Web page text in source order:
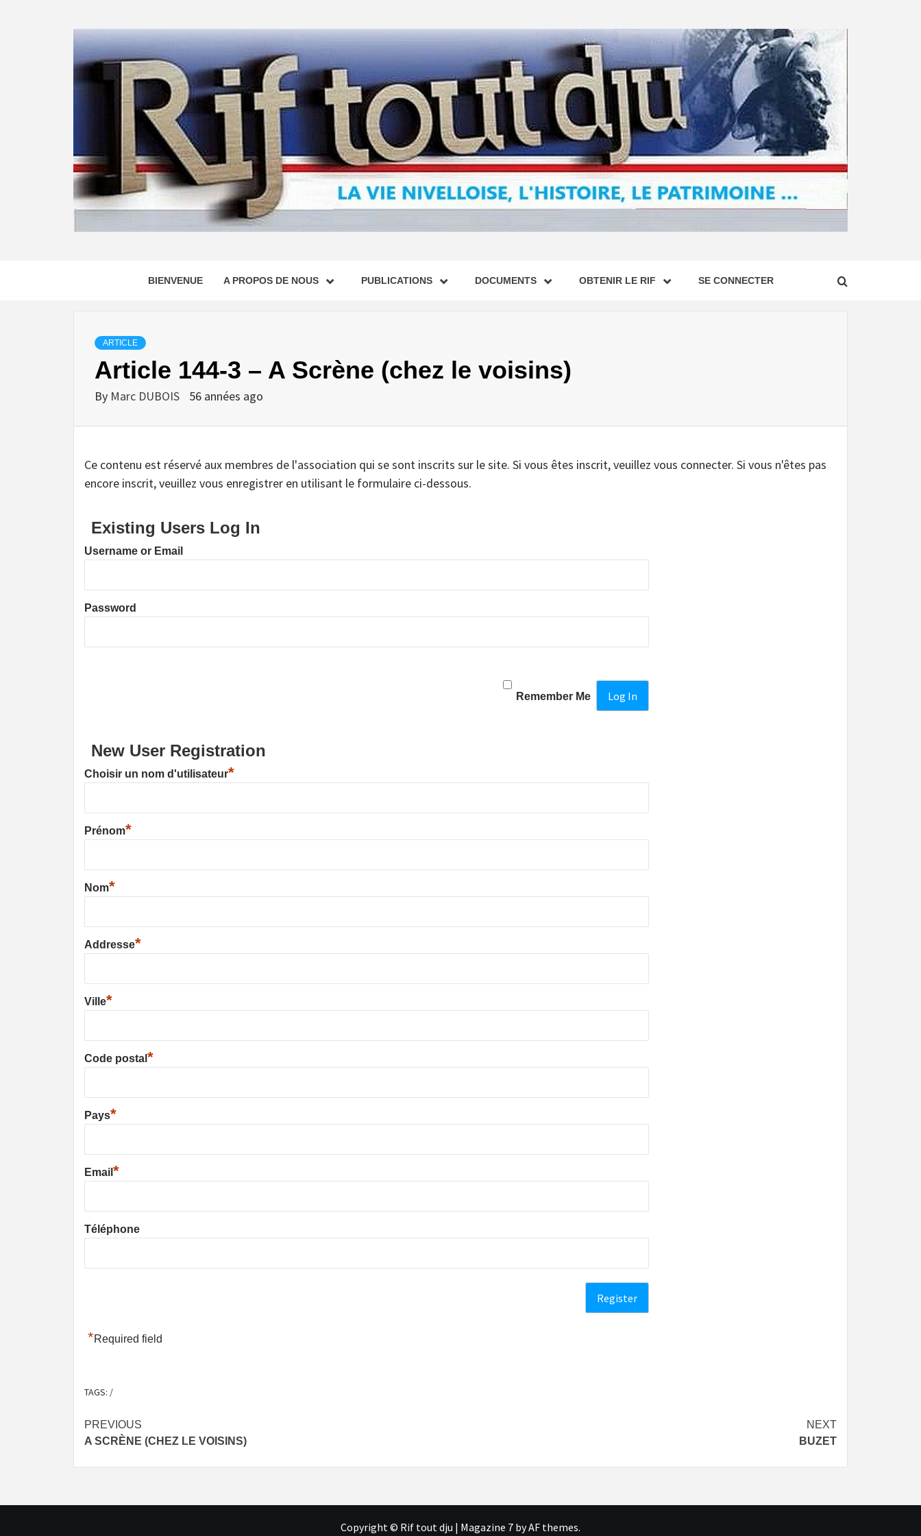
BIENVENUE A PROPOS DE NOUS PUBLICATIONS DOCUMENTS OBTENIR LE RIF SE CONNECTER
ARTICLE
Article 144-3 – A Scrène (chez le voisins)
By Marc DUBOIS 56 années ago
Ce contenu est réservé aux membres de l'association qui se sont inscrits sur le site. Si vous êtes inscrit, veuillez vous connecter. Si vous n'êtes pas
encore inscrit, veuillez vous enregistrer en utilisant le formulaire ci-dessous.
Existing Users Log In
Username or Email
Password
Remember Me
New User Registration
Choisir un nom d'utilisateur*
Prénom*
Nom*
Addresse*
Ville*
Code postal *
Pays*
Email *
Téléphone
*Required field
TAGS: /
Post
navigation
PREVIOUS
A SCRÈNE (CHEZ LE VOISINS)
NEXT
BUZET
Copyright © Rif tout dju | Magazine 7 by AF themes.